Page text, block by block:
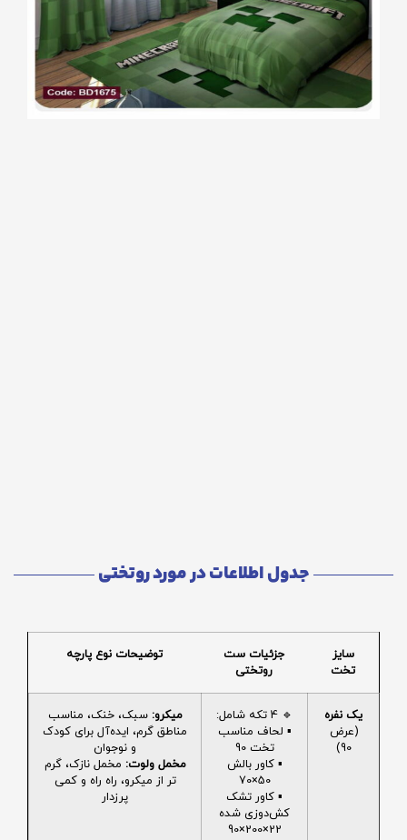
جدول اطلاعات در مورد روتختی
سایز
تخت
جزئیات ست
روتختی
توضیحات نوع پارچه
یک نفره
(عرض
90)
🔹 4 تکه شامل:
▪️ لحاف مناسب
تخت 90
▪️ کاور بالش
50×70
▪️ کاور تشک
کش‌دوزی شده
22×200×90
میکرو: سبک، خنک، مناسب
مناطق گرم، ایده‌آل برای کودک
و نوجوان
مخمل ولوت: مخمل نازک، گرم
تر از میکرو، راه راه و کمی
پرزدار